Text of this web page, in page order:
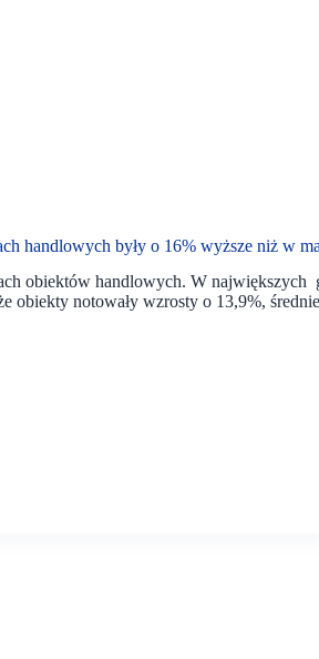
handlowych były o 16% wyższe niż w
obiektów handlowych. W największych
obiekty notowały wzrosty o 13,9%,